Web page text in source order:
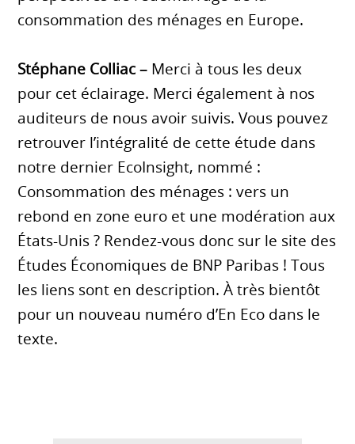
consommation des ménages en Europe.
Stéphane Colliac – Merci à tous les deux
pour cet éclairage. Merci également à nos
auditeurs de nous avoir suivis. Vous pouvez
retrouver l’intégralité de cette étude dans
notre dernier EcoInsight, nommé :
Consommation des ménages : vers un
rebond en zone euro et une modération aux
États-Unis ? Rendez-vous donc sur le site des
Études Économiques de BNP Paribas ! Tous
les liens sont en description. À très bientôt
pour un nouveau numéro d’En Eco dans le
texte.